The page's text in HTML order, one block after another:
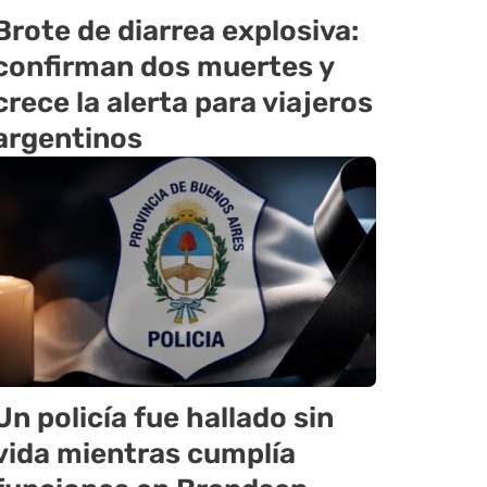
de diarrea explosiva:
dos muertes y
la alerta para viajeros
policía fue hallado sin
mientras cumplía